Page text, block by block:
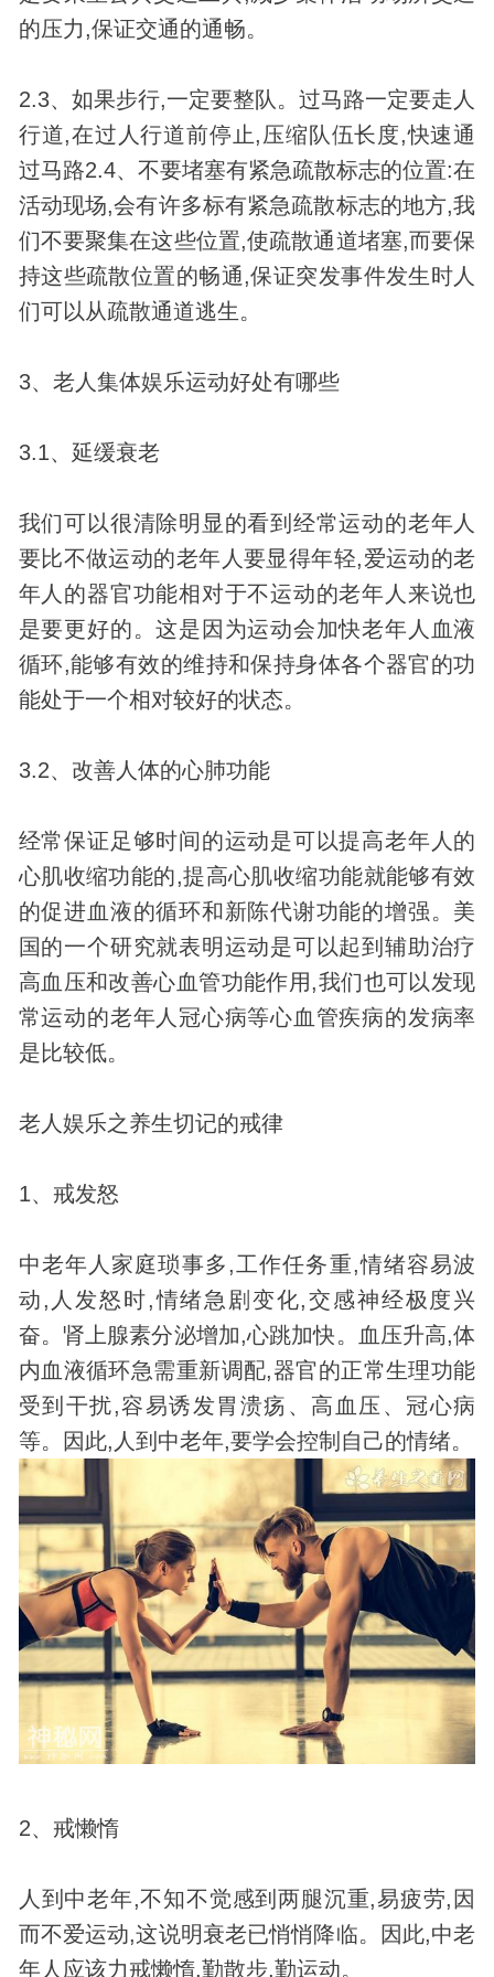
的压力,保证交通的通畅。
2.3、如果步行,一定要整队。过马路一定要走人
行道,在过人行道前停止,压缩队伍长度,快速通
过马路2.4、不要堵塞有紧急疏散标志的位置:在
活动现场,会有许多标有紧急疏散标志的地方,我
们不要聚集在这些位置,使疏散通道堵塞,而要保
持这些疏散位置的畅通,保证突发事件发生时人
们可以从疏散通道逃生。
3、老人集体娱乐运动好处有哪些
3.1、延缓衰老
我们可以很清除明显的看到经常运动的老年人
要比不做运动的老年人要显得年轻,爱运动的老
年人的器官功能相对于不运动的老年人来说也
是要更好的。这是因为运动会加快老年人血液
循环,能够有效的维持和保持身体各个器官的功
能处于一个相对较好的状态。
3.2、改善人体的心肺功能
经常保证足够时间的运动是可以提高老年人的
心肌收缩功能的,提高心肌收缩功能就能够有效
的促进血液的循环和新陈代谢功能的增强。美
国的一个研究就表明运动是可以起到辅助治疗
高血压和改善心血管功能作用,我们也可以发现
常运动的老年人冠心病等心血管疾病的发病率
是比较低。
老人娱乐之养生切记的戒律
1、戒发怒
中老年人家庭琐事多,工作任务重,情绪容易波
动,人发怒时,情绪急剧变化,交感神经极度兴
奋。肾上腺素分泌增加,心跳加快。血压升高,体
内血液循环急需重新调配,器官的正常生理功能
受到干扰,容易诱发胃溃疡、高血压、冠心病
等。因此,人到中老年,要学会控制自己的情绪。
2、戒懒惰
人到中老年,不知不觉感到两腿沉重,易疲劳,因
而不爱运动,这说明衰老已悄悄降临。因此,中老
年人应该力戒懒惰,勤散步,勤运动。